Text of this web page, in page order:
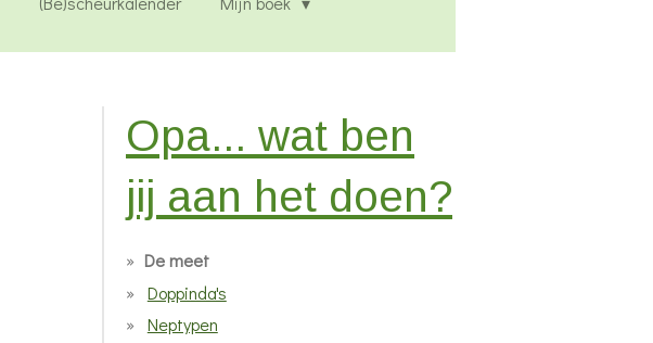
Opa... wat ben
jij aan het doen?
De meet
Doppinda's
Neptypen